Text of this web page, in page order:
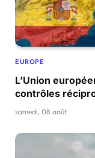
EUROPE
L’Union
contrôles
samedi, 08 août